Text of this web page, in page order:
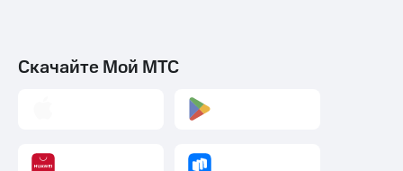
Скачайте Мой МТС